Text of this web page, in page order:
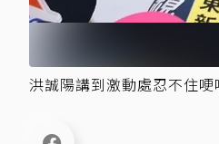
洪誠陽講到激動處忍不住